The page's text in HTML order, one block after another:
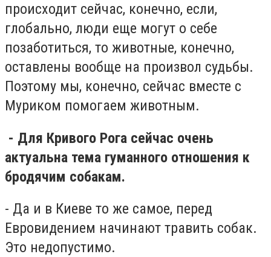
происходит сейчас, конечно, если,
глобально, люди еще могут о себе
позаботиться, то животные, конечно,
оставлены вообще на произвол судьбы.
Поэтому мы, конечно, сейчас вместе с
Муриком помогаем животным.
- Для Кривого Рога сейчас очень
актуальна тема гуманного отношения к
бродячим собакам.
- Да и в Киеве то же самое, перед
Евровидением начинают травить собак.
Это недопустимо.